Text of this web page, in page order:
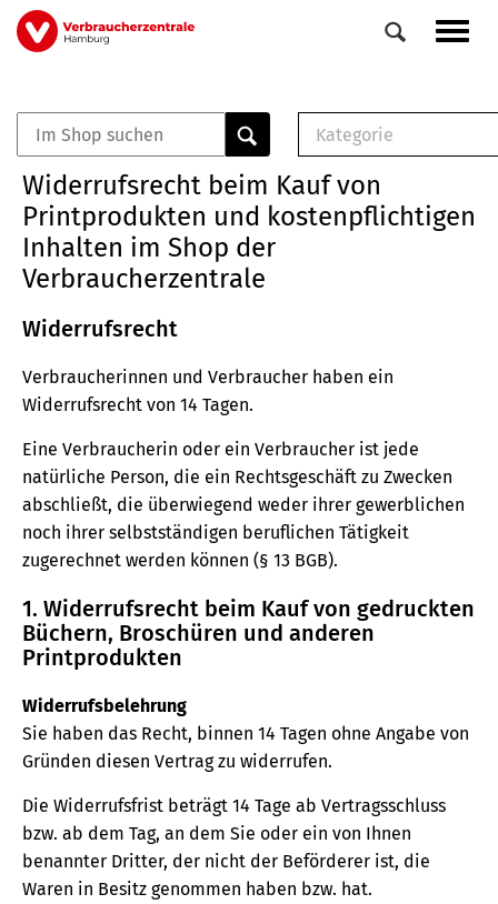
Direkt
zum
Veranstaltungen
0
Elemente
Kategorie
Musterbrief (RTF)
E-Broschüre
Widerrufsrecht beim Kauf von
Printprodukten und kostenpflichtigen
Inhalten im Shop der
Verbraucherzentrale
Widerrufsrecht
Verbraucherinnen und Verbraucher haben ein
Widerrufsrecht von 14 Tagen.
Eine Verbraucherin oder ein Verbraucher ist jede
natürliche Person, die ein Rechtsgeschäft zu Zwecken
abschließt, die überwiegend weder ihrer gewerblichen
noch ihrer selbstständigen beruflichen Tätigkeit
zugerechnet werden können (§ 13 BGB).
1. Widerrufsrecht beim Kauf von gedruckten
Büchern, Broschüren und anderen
Printprodukten
Widerrufsbelehrung
Sie haben das Recht, binnen 14 Tagen ohne Angabe von
Gründen diesen Vertrag zu widerrufen.
Die Widerrufsfrist beträgt 14 Tage ab Vertragsschluss
bzw. ab dem Tag, an dem Sie oder ein von Ihnen
benannter Dritter, der nicht der Beförderer ist, die
Waren in Besitz genommen haben bzw. hat.